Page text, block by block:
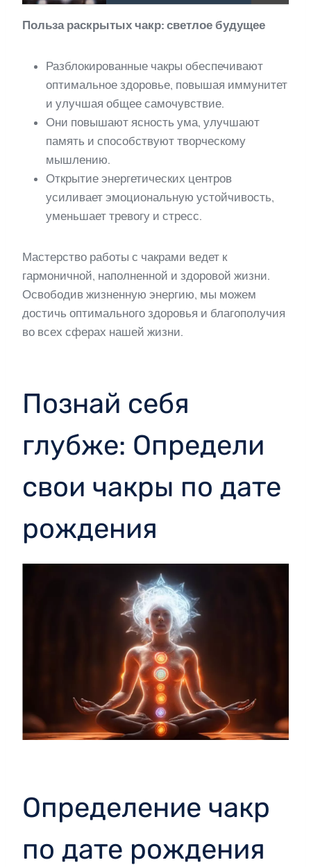
Польза раскрытых чакр: светлое будущее
Разблокированные чакры обеспечивают
оптимальное здоровье, повышая иммунитет
и улучшая общее самочувствие.
Они повышают ясность ума, улучшают
память и способствуют творческому
мышлению.
Открытие энергетических центров
усиливает эмоциональную устойчивость,
уменьшает тревогу и стресс.
Мастерство работы с чакрами ведет к
гармоничной, наполненной и здоровой жизни.
Освободив жизненную энергию, мы можем
достичь оптимального здоровья и благополучия
во всех сферах нашей жизни.
Познай себя
глубже: Определи
свои чакры по дате
рождения
Определение чакр
по дате рождения